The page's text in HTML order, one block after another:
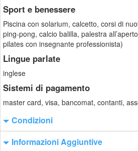
Sport e benessere
Piscina con solarium, calcetto, corsi di
ping-pong, calcio balilla, palestra
pilates con insegnante professionista)
Lingue parlate
inglese
Sistemi di pagamento
master card, visa, bancomat, contanti,
Condizioni
Informazioni Aggiuntive